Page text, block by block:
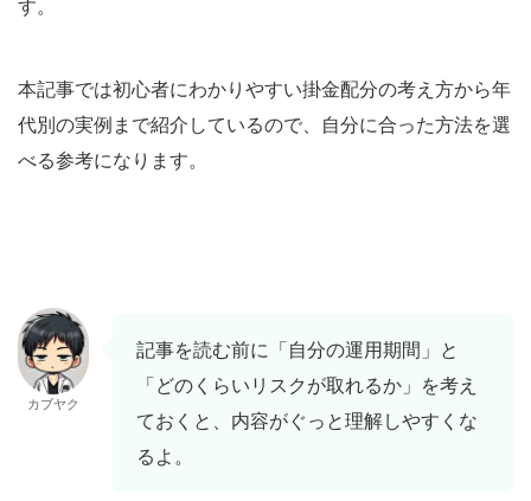
す。
本記事では初心者にわかりやすい掛金配分の考え方から年
代別の実例まで紹介しているので、自分に合った方法を選
べる参考になります。
カブヤク
記事を読む前に「自分の運用期間」と
「どのくらいリスクが取れるか」を考え
ておくと、内容がぐっと理解しやすくな
るよ。